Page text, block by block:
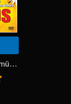
FC Venus - Elf Paare müsst ihr sein